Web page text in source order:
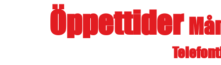
Öppettider